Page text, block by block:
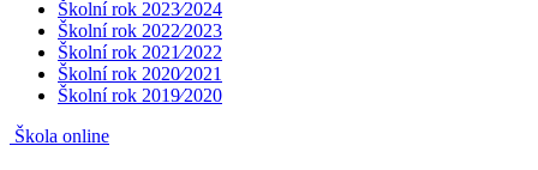
Školní rok 2023⁄2024
Školní rok 2022⁄2023
Školní rok 2021⁄2022
Školní rok 2020⁄2021
Školní rok 2019⁄2020
Škola online